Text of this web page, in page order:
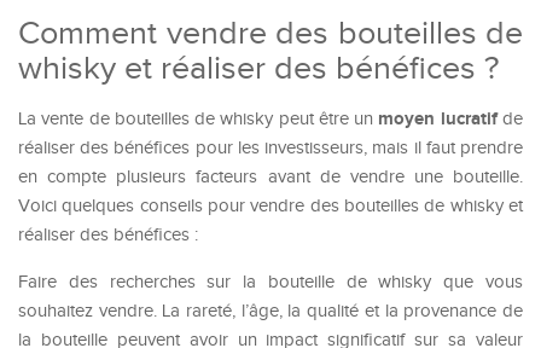
Comment vendre des bouteilles de
whisky et réaliser des bénéfices ?
La vente de bouteilles de whisky peut être un moyen lucratifde
réaliser des bénéfices pour les investisseurs, mais il faut prendre
en compte plusieurs facteurs avant de vendre une bouteille.
Voici quelques conseils pour vendre des bouteilles de whisky et
réaliser des bénéfices :
Faire des recherches sur la bouteille de whisky que vous
souhaitez vendre. La rareté, l’âge, la qualité et la provenance de
la bouteille peuvent avoir un impact significatif sur sa valeur